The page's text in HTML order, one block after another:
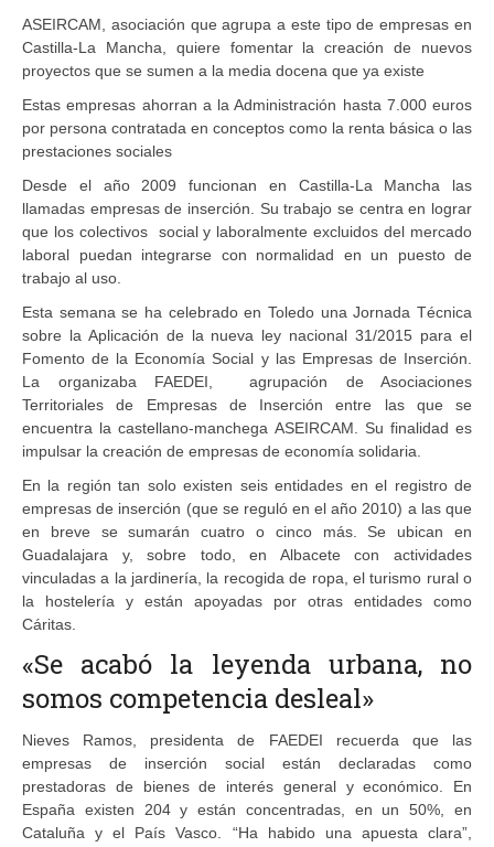
ASEIRCAM, asociación que agrupa a este tipo de empresas en
Castilla-La Mancha, quiere fomentar la creación de nuevos
proyectos que se sumen a la media docena que ya existe
Estas empresas ahorran a la Administración hasta 7.000 euros
por persona contratada en conceptos como la renta básica o las
prestaciones sociales
Desde el año 2009 funcionan en Castilla-La Mancha las
llamadas empresas de inserción. Su trabajo se centra en lograr
que los colectivos social y laboralmente excluidos del mercado
laboral puedan integrarse con normalidad en un puesto de
trabajo al uso.
Esta semana se ha celebrado en Toledo una Jornada Técnica
sobre la Aplicación de la nueva ley nacional 31/2015 para el
Fomento de la Economía Social y las Empresas de Inserción.
La organizaba FAEDEI, agrupación de Asociaciones
Territoriales de Empresas de Inserción entre las que se
encuentra la castellano-manchega ASEIRCAM. Su finalidad es
impulsar la creación de empresas de economía solidaria.
En la región tan solo existen seis entidades en el registro de
empresas de inserción (que se reguló en el año 2010) a las que
en breve se sumarán cuatro o cinco más. Se ubican en
Guadalajara y, sobre todo, en Albacete con actividades
vinculadas a la jardinería, la recogida de ropa, el turismo rural o
la hostelería y están apoyadas por otras entidades como
Cáritas.
«Se acabó la leyenda urbana, no
somos competencia desleal»
Nieves Ramos, presidenta de FAEDEI recuerda que las
empresas de inserción social están declaradas como
prestadoras de bienes de interés general y económico. En
España existen 204 y están concentradas, en un 50%, en
Cataluña y el País Vasco. “Ha habido una apuesta clara”,